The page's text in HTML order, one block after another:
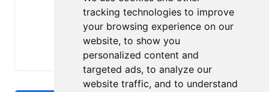
tracking technologies to improve
your browsing experience on our
website, to show you
personalized content and
targeted ads, to analyze our
website traffic, and to understand